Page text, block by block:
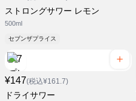
ストロングサワー レモン
500ml
セブンザプライス
¥147(税込¥161.7)
ドライサワー